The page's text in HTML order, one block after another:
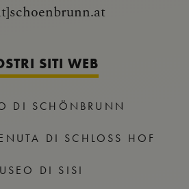
SITI WEB
DI SCHÖNBRUNN
DI SCHLOSS HOF
DI SISI